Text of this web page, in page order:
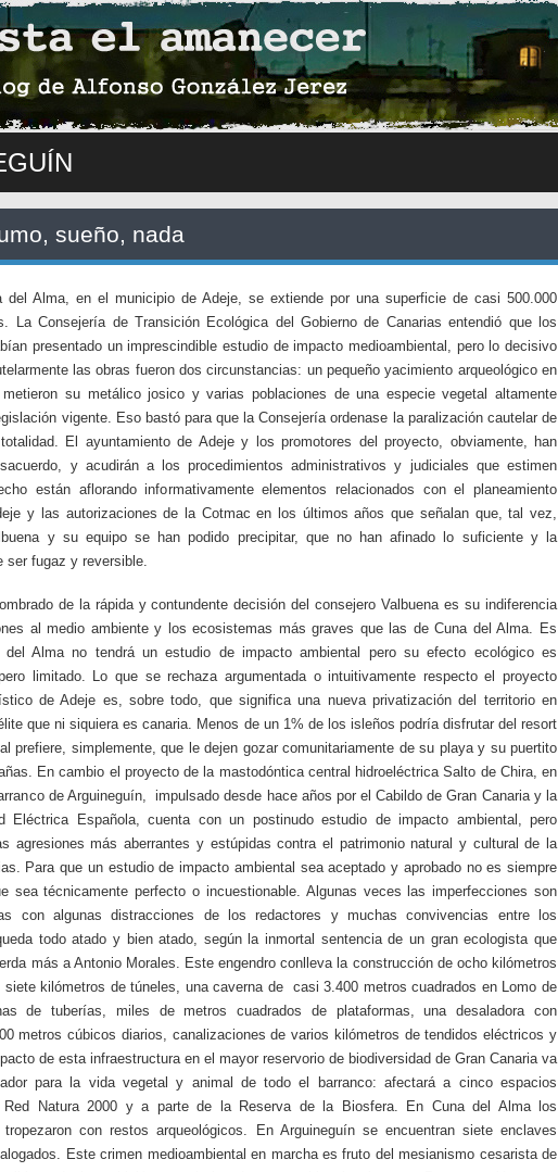
sueño, nada
del Alma, en el municipio de Adeje, se extiende por una superficie de casi 500.000
La Consejería de Transición Ecológica del Gobierno de Canarias entendió que los
presentado un imprescindible estudio de impacto medioambiental, pero lo decisivo
las obras fueron dos circunstancias: un pequeño yacimiento arqueológico en
su metálico josico y varias poblaciones de una especie vegetal altamente
vigente. Eso bastó para que la Consejería ordenase la paralización cautelar de
El ayuntamiento de Adeje y los promotores del proyecto, obviamente, han
y acudirán a los procedimientos administrativos y judiciales que estimen
están aflorando informativamente elementos relacionados con el planeamiento
y las autorizaciones de la Cotmac en los últimos años que señalan que, tal vez,
y su equipo se han podido precipitar, que no han afinado lo suficiente y la
ser fugaz y reversible.
de la rápida y contundente decisión del consejero Valbuena es su indiferencia
al medio ambiente y los ecosistemas más graves que las de Cuna del Alma. Es
del Alma no tendrá un estudio de impacto ambiental pero su efecto ecológico es
limitado. Lo que se rechaza argumentada o intuitivamente respecto el proyecto
de Adeje es, sobre todo, que significa una nueva privatización del territorio en
que ni siquiera es canaria. Menos de un 1% de los isleños podría disfrutar del resort
prefiere, simplemente, que le dejen gozar comunitariamente de su playa y su puertito
En cambio el proyecto de la mastodóntica central hidroeléctrica Salto de Chira, en
de Arguineguín, impulsado desde hace años por el Cabildo de Gran Canaria y la
Eléctrica Española, cuenta con un postinudo estudio de impacto ambiental, pero
agresiones más aberrantes y estúpidas contra el patrimonio natural y cultural de la
Para que un estudio de impacto ambiental sea aceptado y aprobado no es siempre
sea técnicamente perfecto o incuestionable. Algunas veces las imperfecciones son
con algunas distracciones de los redactores y muchas convivencias entre los
todo atado y bien atado, según la inmortal sentencia de un gran ecologista que
más a Antonio Morales. Este engendro conlleva la construcción de ocho kilómetros
siete kilómetros de túneles, una caverna de casi 3.400 metros cuadrados en Lomo de
de tuberías, miles de metros cuadrados de plataformas, una desaladora con
metros cúbicos diarios, canalizaciones de varios kilómetros de tendidos eléctricos y
de esta infraestructura en el mayor reservorio de biodiversidad de Gran Canaria va
para la vida vegetal y animal de todo el barranco: afectará a cinco espacios
Red Natura 2000 y a parte de la Reserva de la Biosfera. En Cuna del Alma los
con restos arqueológicos. En Arguineguín se encuentran siete enclaves
Este crimen medioambiental en marcha es fruto del mesianismo cesarista de